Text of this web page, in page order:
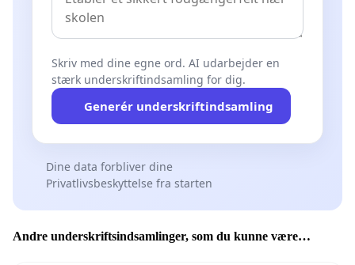
Skriv med dine egne ord. AI udarbejder en
stærk underskriftindsamling for dig.
Generér underskriftindsamling
Dine data forbliver dine
Privatlivsbeskyttelse fra starten
Andre underskriftsindsamlinger, som du kunne være